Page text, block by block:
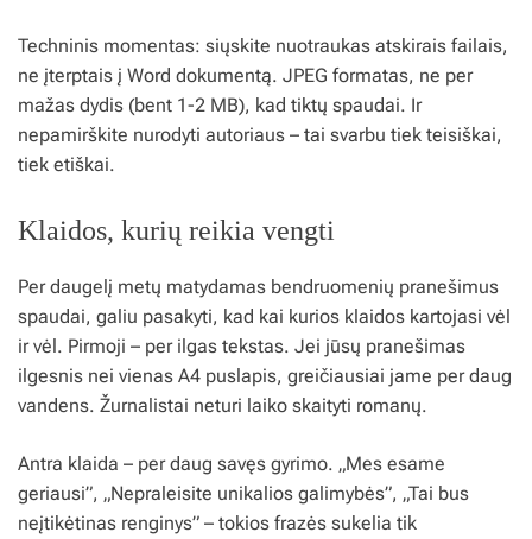
Techninis momentas: siųskite nuotraukas atskirais failais,
ne įterptais į Word dokumentą. JPEG formatas, ne per
mažas dydis (bent 1-2 MB), kad tiktų spaudai. Ir
nepamirškite nurodyti autoriaus – tai svarbu tiek teisiškai,
tiek etiškai.
Klaidos, kurių reikia vengti
Per daugelį metų matydamas bendruomenių pranešimus
spaudai, galiu pasakyti, kad kai kurios klaidos kartojasi vėl
ir vėl. Pirmoji – per ilgas tekstas. Jei jūsų pranešimas
ilgesnis nei vienas A4 puslapis, greičiausiai jame per daug
vandens. Žurnalistai neturi laiko skaityti romanų.
Antra klaida – per daug savęs gyrimo. „Mes esame
geriausi”, „Nepraleisite unikalios galimybės”, „Tai bus
neįtikėtinas renginys” – tokios frazės sukelia tik